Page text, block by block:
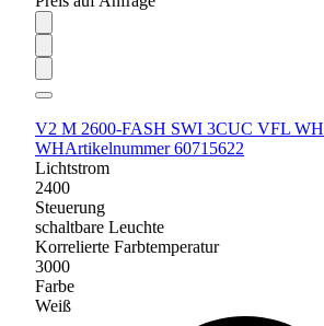
V2 M 2600-FASH SWI 3CUC VFL WH
WHArtikelnummer 60715622
Lichtstrom
2400
Steuerung
schaltbare Leuchte
Korrelierte Farbtemperatur
3000
Farbe
Weiß